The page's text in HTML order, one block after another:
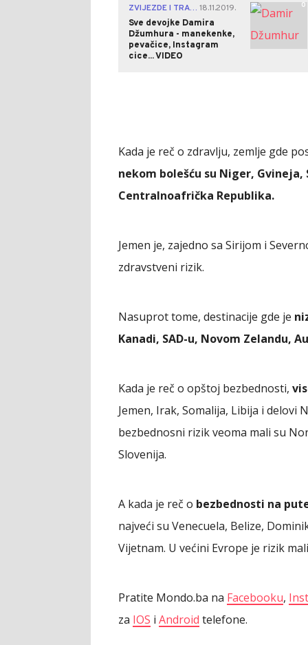
ZVIJEZDE I TRAČEVI 18.11.2019.
Sve devojke Damira
Džumhura - manekenke,
pevačice, Instagram
cice... VIDEO
0
Kada je reč o zdravlju, zemlje gde
nekom bolešću su Niger,
Centralnoafrička Republika.
Jemen je, zajedno sa Sirijom i
zdravstveni rizik.
Nasuprot tome, destinacije gde je
Kanadi, SAD-u, Novom Zelandu,
Kada je reč o opštoj bezbednosti,
Jemen, Irak, Somalija, Libija i delovi
bezbednosni rizik veoma mali su
Slovenija.
A kada je reč o bezbednosti na
najveći su Venecuela, Belize,
Vijetnam. U većini Evrope je rizik
Pratite Mondo.ba na Facebooku,
za IOS i Android telefone.